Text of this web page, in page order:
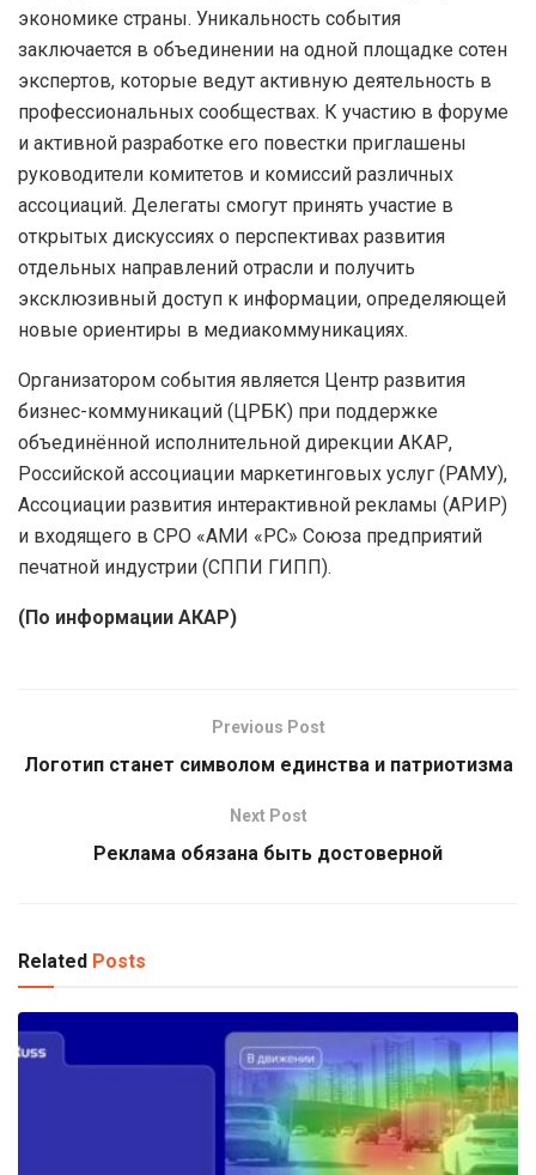
экономике страны. Уникальность события
заключается в объединении на одной площадке сотен
экспертов, которые ведут активную деятельность в
профессиональных сообществах. К участию в форуме
и активной разработке его повестки приглашены
руководители комитетов и комиссий различных
ассоциаций. Делегаты смогут принять участие в
открытых дискуссиях о перспективах развития
отдельных направлений отрасли и получить
эксклюзивный доступ к информации, определяющей
новые ориентиры в медиакоммуникациях.
Организатором события является Центр развития
бизнес-коммуникаций (ЦРБК) при поддержке
объединённой исполнительной дирекции АКАР,
Российской ассоциации маркетинговых услуг (РАМУ),
Ассоциации развития интерактивной рекламы (АРИР)
и входящего в СРО «АМИ «РС» Союза предприятий
печатной индустрии (СППИ ГИПП).
(По информации АКАР)
Previous Post
Логотип станет символом единства и патриотизма
Next Post
Реклама обязана быть достоверной
Related Posts